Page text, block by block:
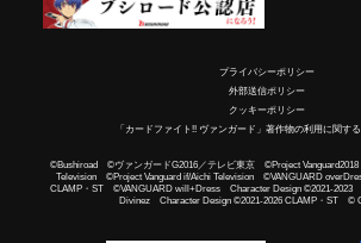
プライバシーポリシー
外部送信ポリシー
クッキーポリシー
「カードファイト!! ヴァンガード」著作物の利用に関す
©Bushiroad ©ヴァンガードG2016／テレビ東京 ©Project Vanguard2018
Television ©Project Vanguard if/Aichi Television ©VANGUARD
CLAMP・ST ©VANGUARD will+Dress Character Design ©2021-
Divinez Character Design ©2021-2026 CLAMP・ST ©